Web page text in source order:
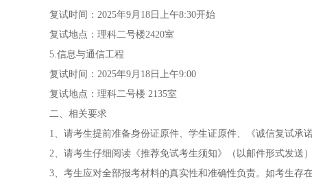
复试时间：2025年9月18日上午8:30开始
复试地点：理科二号楼2420室
5.信息与通信工程
复试时间：2025年9月18日上午9:00
复试地点：理科二号楼 2135室
二、相关要求
1、请考生提前准备身份证原件、学生证原件、《诚信复试承
2、请考生仔细阅读《推荐免试考生须知》（以邮件形式发送
3、考生应对全部报考材料的真实性和准确性负责。如考生存